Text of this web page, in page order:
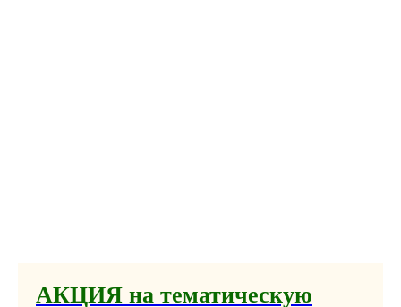
АКЦИЯ на тематическую